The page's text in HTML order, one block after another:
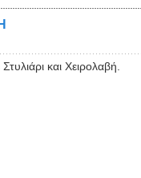
και Χειρολαβή.